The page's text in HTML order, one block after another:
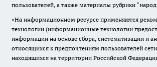
пользователей, а также материалы рубрики
«На информационном ресурсе применяются
технологии (информационные технологии
информации на основе сбора, систематизации и
относящихся к предпочтениям пользователей
находящихся на территории Российской